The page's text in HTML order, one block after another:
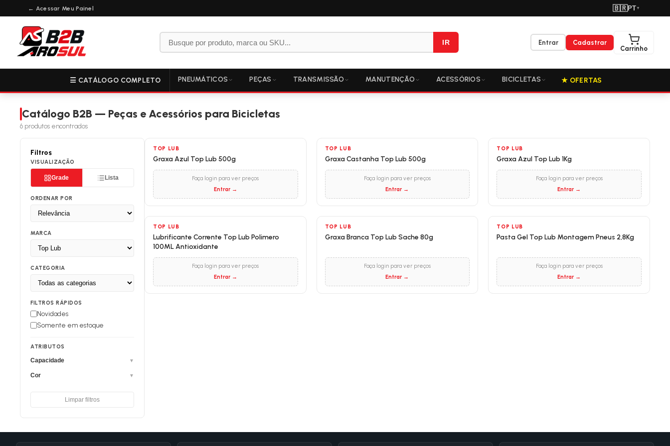
← Acessar Meu Painel 🇧🇷PT ▼
IR Entrar
Cadastrar
Carrinho
☰ CATÁLOGO COMPLETO PNEUMÁTICOS PEÇAS TRANSMISSÃO MANUTENÇÃO ACESSÓRIOS BICICLETAS ★ OFERTAS
Catálogo B2B — Peças e Acessórios para Bicicletas
6 produtos encontrados
Filtros
VISUALIZAÇÃO
Grade Lista
ORDENAR POR
MARCA
CATEGORIA
FILTROS RÁPIDOS
Novidades
Somente em estoque
ATRIBUTOS
Capacidade ▼
Cor ▼
Limpar filtros
TOP LUB
Graxa Azul Top Lub 500g
Faça login para ver preços
Entrar →
TOP LUB
Graxa Castanha Top Lub 500g
Faça login para ver preços
Entrar →
TOP LUB
Graxa Azul Top Lub 1Kg
Faça login para ver preços
Entrar →
TOP LUB
Lubrificante Corrente Top Lub Polimero
100ML Antioxidante
Faça login para ver preços
Entrar →
TOP LUB
Graxa Branca Top Lub Sache 80g
Faça login para ver preços
Entrar →
TOP LUB
Pasta Gel Top Lub Montagem Pneus 2,8Kg
Faça login para ver preços
Entrar →